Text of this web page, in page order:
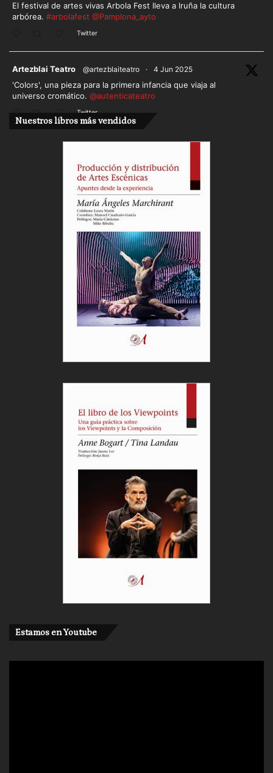
El festival de artes vivas Arbola Fest lleva a Iruña la cultura
arbórea. #arbolafest @Pamplona_ayto
Twitter
Artezblai Teatro @artezblaiteatro · 4 Jun 2025
'Colors', una pieza para la primera infancia que viaja al
universo cromático. @autenticateatro
Twitter
Cargar más
Nuestros libros más vendidos
Estamos en Youtube